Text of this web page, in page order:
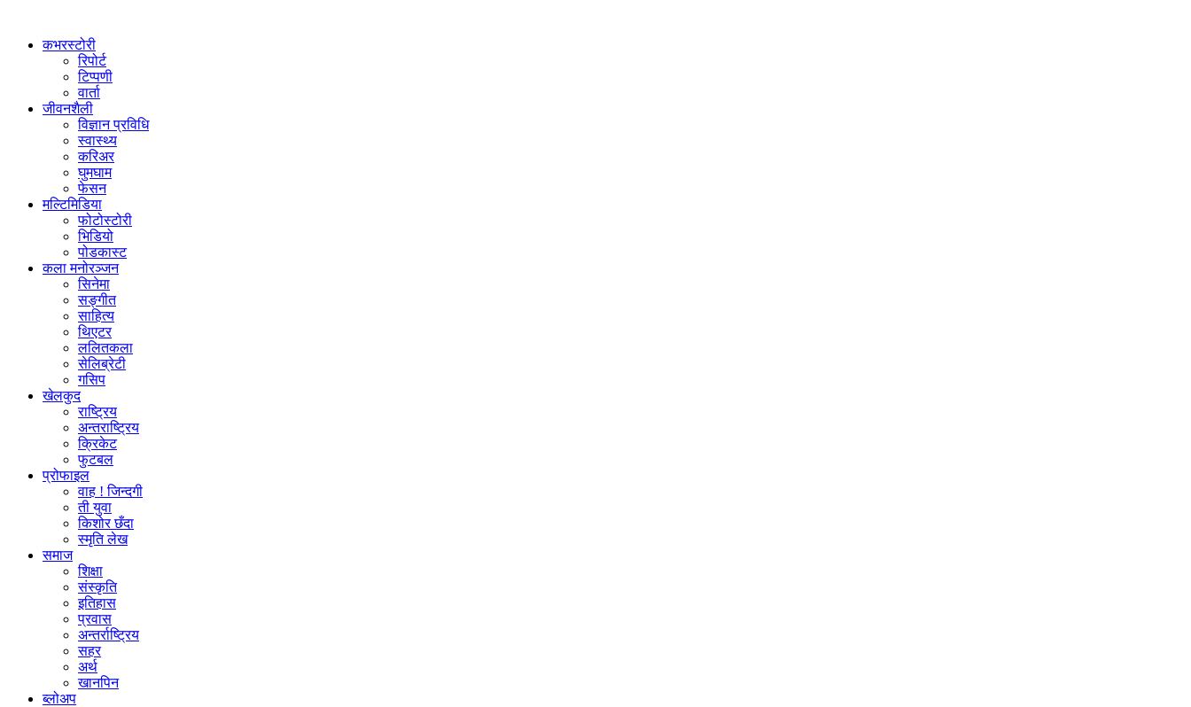
कभरस्टोरी
रिपोर्ट
टिप्पणी
वार्ता
जीवनशैली
विज्ञान प्रविधि
स्वास्थ्य
करिअर
घुमघाम
फेसन
मल्टिमिडिया
फोटोस्टोरी
भिडियो
पोडकास्ट
कला मनोरञ्जन
सिनेमा
सङ्गीत
साहित्य
थिएटर
ललितकला
सेलिब्रेटी
गसिप
खेलकुद
राष्ट्रिय
अन्तराष्ट्रिय
क्रिकेट
फुटबल
प्रोफाइल
वाह ! जिन्दगी
ती युवा
किशोर छँदा
स्मृति लेख
समाज
शिक्षा
संस्कृति
इतिहास
प्रवास
अन्तर्राष्ट्रिय
सहर
अर्थ
खानपिन
ब्लोअप